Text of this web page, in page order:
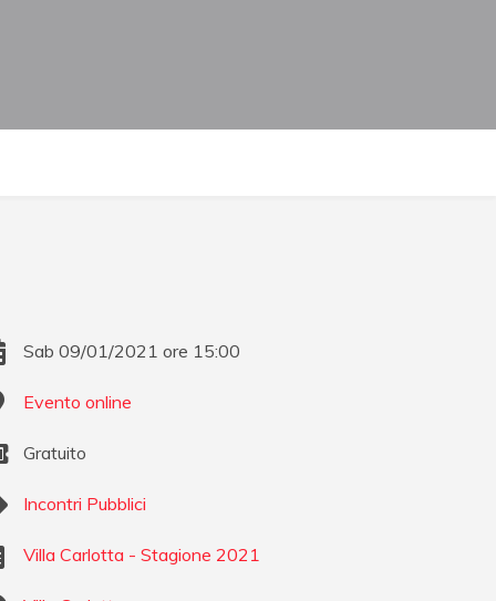
Sab 09/01/2021 ore 15:00
Evento online
Gratuito
Incontri Pubblici
Villa Carlotta - Stagione 2021